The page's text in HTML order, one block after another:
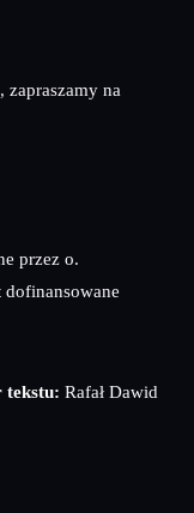
zapraszamy na
przez o.
dofinansowane
tekstu: Rafał Dawid